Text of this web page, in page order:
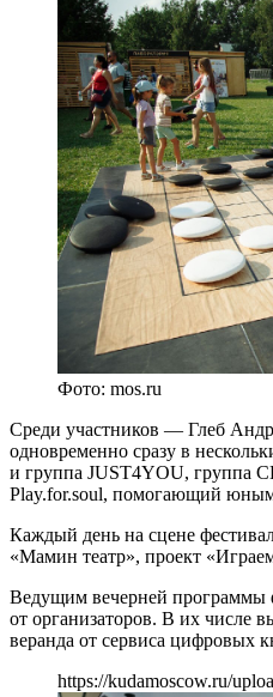
Фото: mos.ru
Среди участников — Глеб
одновременно сразу в
и группа JUST4YOU, группа
Play.for.soul, помогающий
Каждый день на сцене
«Мамин театр», проект
Ведущим вечерней программы
от организаторов. В их числе
веранда от сервиса цифровых
https://kudamoscow.ru/